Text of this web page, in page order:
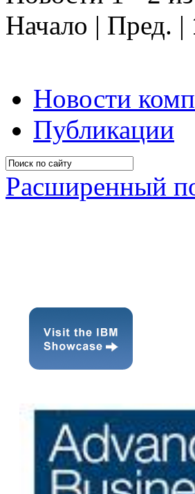
Начало | Пред. |
Новости
Публикации
Расширенный